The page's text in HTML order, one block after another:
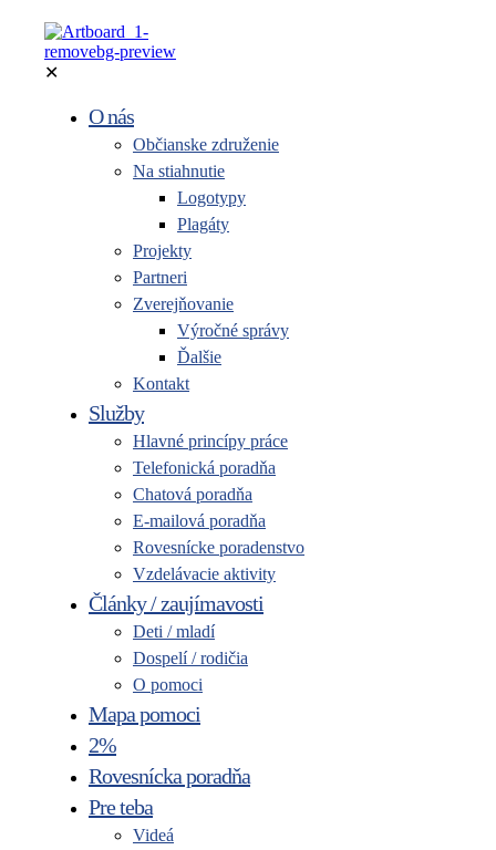
✕
O nás
Občianske združenie
Na stiahnutie
Logotypy
Plagáty
Projekty
Partneri
Zverejňovanie
Výročné správy
Ďalšie
Kontakt
Služby
Hlavné princípy práce
Telefonická poradňa
Chatová poradňa
E-mailová poradňa
Rovesnícke poradenstvo
Vzdelávacie aktivity
Články / zaujímavosti
Deti / mladí
Dospelí / rodičia
O pomoci
Mapa pomoci
2%
Rovesnícka poradňa
Pre teba
Videá